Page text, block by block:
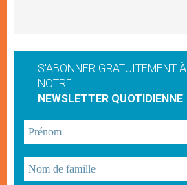
S'ABONNER GRATUITEMENT À
NOTRE
NEWSLETTER QUOTIDIENNE